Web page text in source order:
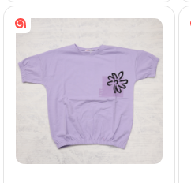
4ADET 6-18 AYLIK